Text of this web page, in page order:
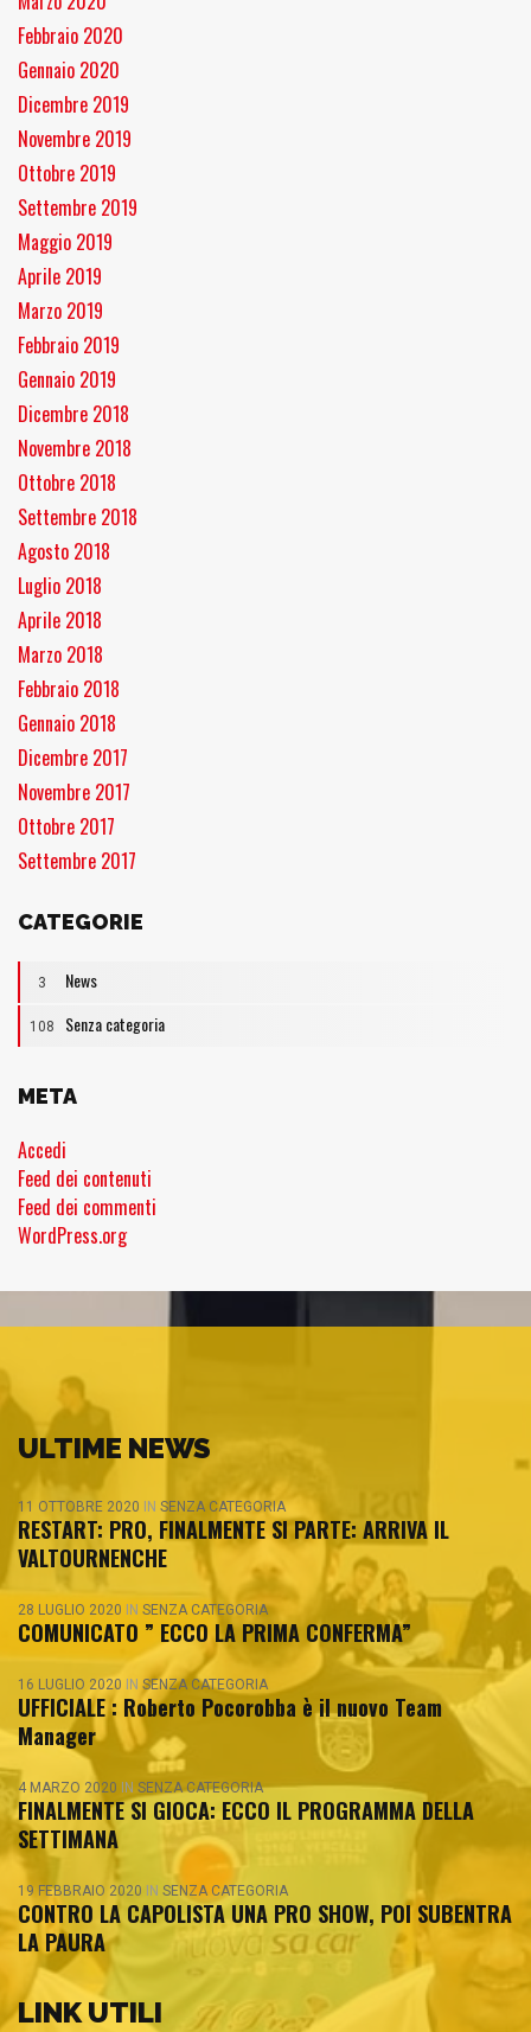
Febbraio 2020
Gennaio 2020
Dicembre 2019
Novembre 2019
Ottobre 2019
Settembre 2019
Maggio 2019
Aprile 2019
Marzo 2019
Febbraio 2019
Gennaio 2019
Dicembre 2018
Novembre 2018
Ottobre 2018
Settembre 2018
Agosto 2018
Luglio 2018
Aprile 2018
Marzo 2018
Febbraio 2018
Gennaio 2018
Dicembre 2017
Novembre 2017
Ottobre 2017
Settembre 2017
CATEGORIE
3 News
108 Senza categoria
META
Accedi
Feed dei contenuti
Feed dei commenti
WordPress.org
ULTIME NEWS
11 OTTOBRE 2020 IN SENZA CATEGORIA
RESTART: PRO, FINALMENTE SI PARTE: ARRIVA IL
VALTOURNENCHE
28 LUGLIO 2020 IN SENZA CATEGORIA
COMUNICATO ” ECCO LA PRIMA CONFERMA”
16 LUGLIO 2020 IN SENZA CATEGORIA
UFFICIALE : Roberto Pocorobba è il nuovo Team
Manager
4 MARZO 2020 IN SENZA CATEGORIA
FINALMENTE SI GIOCA: ECCO IL PROGRAMMA DELLA
SETTIMANA
19 FEBBRAIO 2020 IN SENZA CATEGORIA
CONTRO LA CAPOLISTA UNA PRO SHOW, POI SUBENTRA
LA PAURA
LINK UTILI